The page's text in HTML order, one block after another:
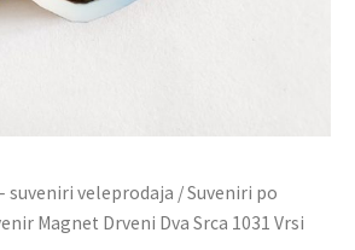
suveniri veleprodaja /Suveniri po
Magnet Drveni Dva Srca 1031 Vrsi